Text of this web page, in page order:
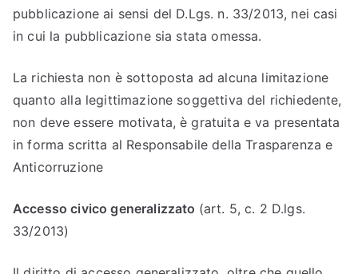
pubblicazione ai sensi del D.Lgs. n. 33/2013, nei casi
in cui la pubblicazione sia stata omessa.
La richiesta non è sottoposta ad alcuna limitazione
quanto alla legittimazione soggettiva del richiedente,
non deve essere motivata, è gratuita e va presentata
in forma scritta al Responsabile della Trasparenza e
Anticorruzione
Accesso civico generalizzato (art. 5, c. 2 D.lgs.
33/2013)